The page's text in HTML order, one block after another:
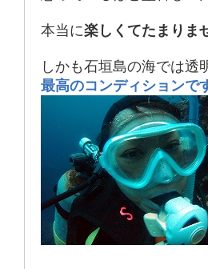
本当に楽しくてたまりま
しかも石垣島の海では透
最高のコンディションで